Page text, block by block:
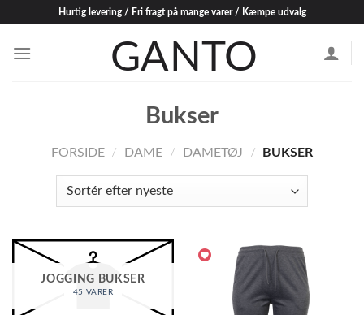
content
Hurtig levering / Fri fragt på mange varer / Kæmpe udvalg
Bukser
FORSIDE / DAME / DAMETØJ / BUKSER
JOGGING BUKSER
45 VARER